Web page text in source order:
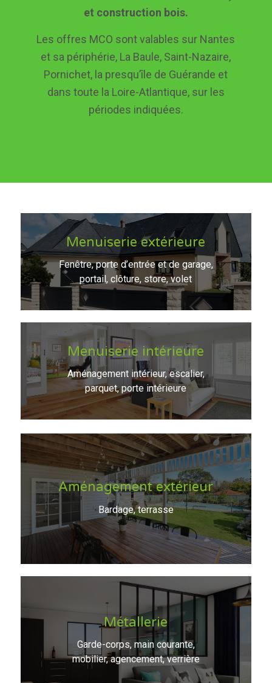
et construction bois.
Les offres MCO sont valables sur Nantes
et sa périphérie, La Baule, Saint-Nazaire,
Pornichet, la presqu’île de Guérande et
dans toute la Loire-Atlantique, sur les
périodes indiquées.
Menuiserie extérieure
Fenêtre, porte d’entrée et de garage,
portail, clôture, store, volet
Menuiserie intérieure
Aménagement intérieur, escalier,
parquet, porte intérieure
Aménagement extérieur
Bardage, terrasse
Métallerie
Garde-corps, main courante,
mobilier, agencement, verrière